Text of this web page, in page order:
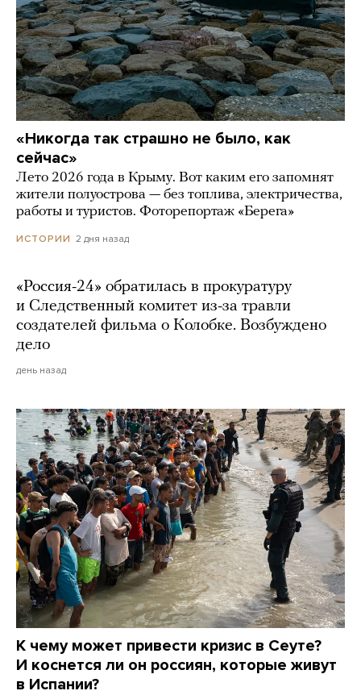
«Никогда так страшно не было, как
сейчас»
Лето 2026 года в Крыму. Вот каким его запомнят
жители полуострова — без топлива, электричества,
работы и туристов. Фоторепортаж «Берега»
ИСТОРИИ 2 дня назад
«Россия-24» обратилась в прокуратуру
и Следственный комитет из-за травли
создателей фильма о Колобке. Возбуждено
дело
день назад
К чему может привести кризис в Сеуте?
И коснется ли он россиян, которые живут
в Испании?